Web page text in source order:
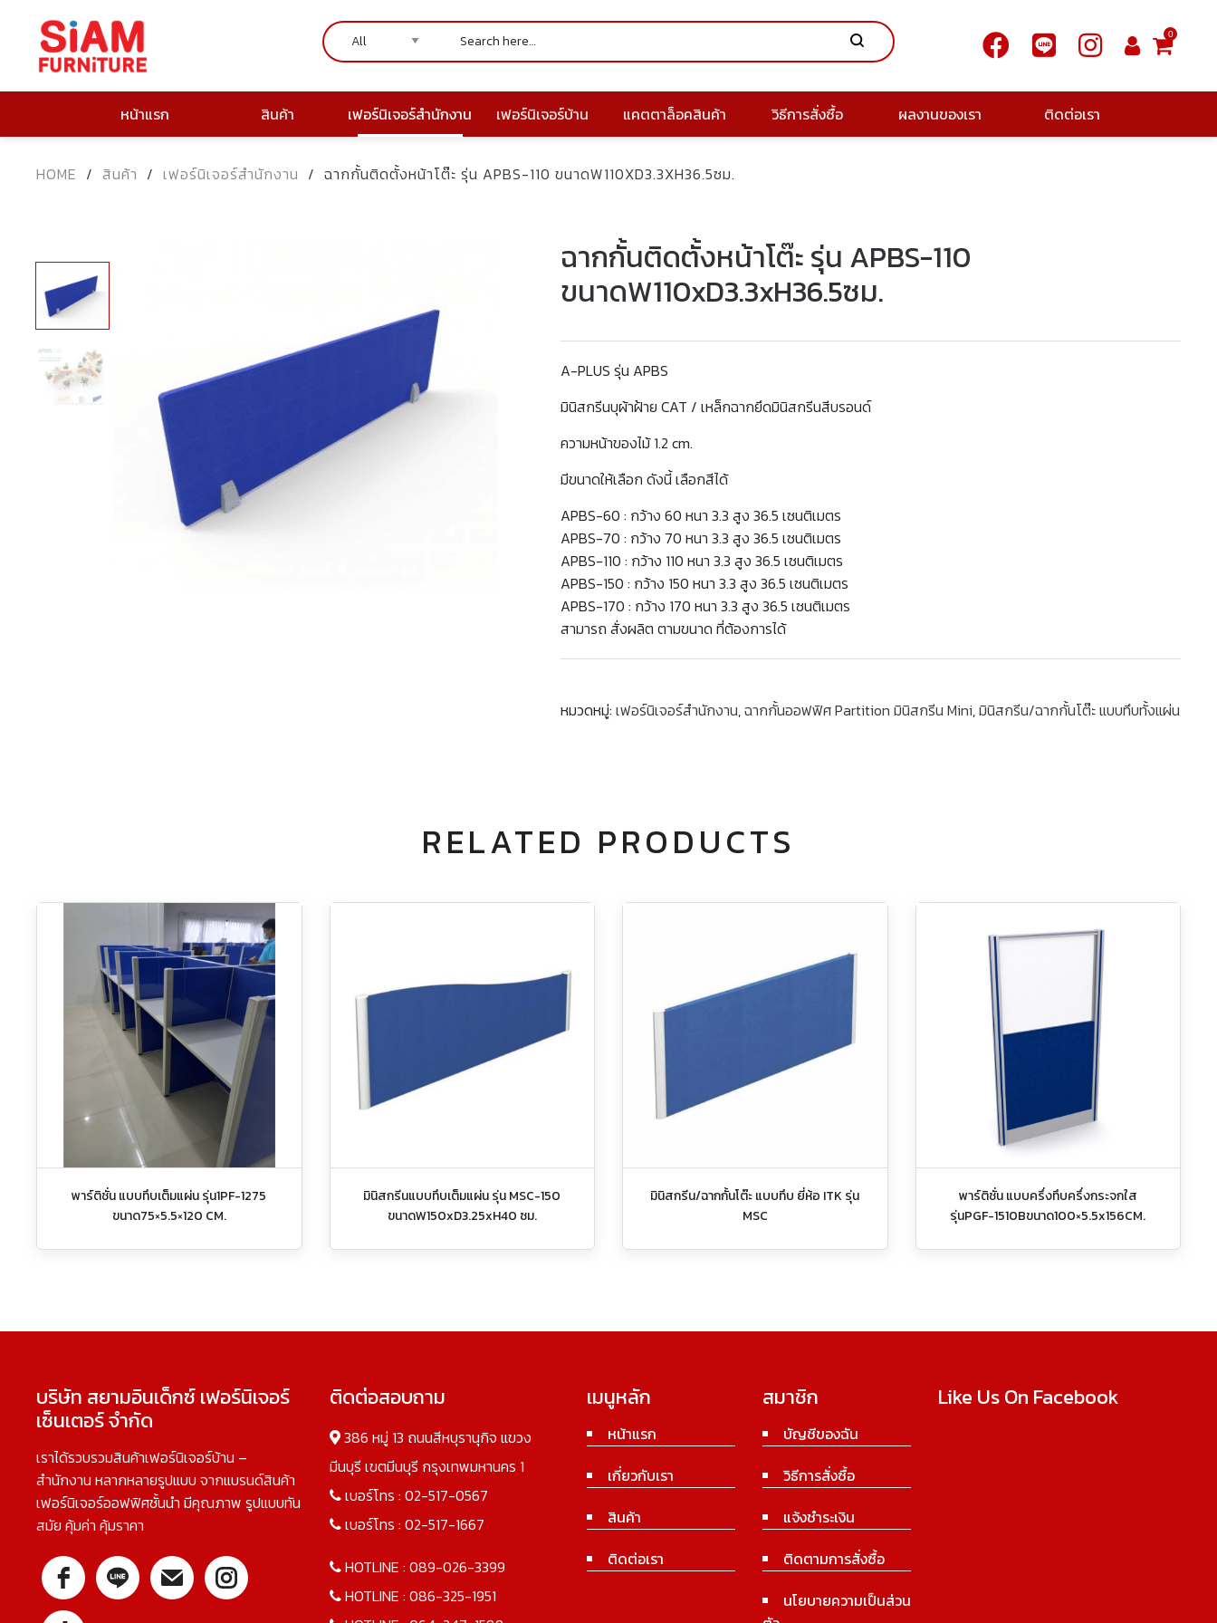
0
หน้าแรก สินค้า เฟอร์นิเจอร์สำนักงาน เฟอร์นิเจอร์บ้าน แคตตาล็อคสินค้า วิธีการสั่งซื้อ ผลงานของเรา ติดต่อเรา
HOME / สินค้า / เฟอร์นิเจอร์สำนักงาน / ฉากกั้นติดตั้งหน้าโต๊ะ รุ่น APBS-110 ขนาดW110XD3.3XH36.5ซม.
ฉากกั้นติดตั้งหน้าโต๊ะ รุ่น APBS-110
ขนาดW110xD3.3xH36.5ซม.
A-PLUS รุ่น APBS
มินิสกรีนบุผ้าฝ้าย CAT / เหล็กฉากยึดมินิสกรีนสีบรอนด์
ความหน้าของไม้ 1.2 cm.
มีขนาดให้เลือก ดังนี้ เลือกสีได้
APBS-60 : กว้าง 60 หนา 3.3 สูง 36.5 เซนติเมตร
APBS-70 : กว้าง 70 หนา 3.3 สูง 36.5 เซนติเมตร
APBS-110 : กว้าง 110 หนา 3.3 สูง 36.5 เซนติเมตร
APBS-150 : กว้าง 150 หนา 3.3 สูง 36.5 เซนติเมตร
APBS-170 : กว้าง 170 หนา 3.3 สูง 36.5 เซนติเมตร
สามารถ สั่งผลิต ตามขนาด ที่ต้องการได้
หมวดหมู่:เฟอร์นิเจอร์สำนักงาน,ฉากกั้นออฟฟิศ Partition มินิสกรีน Mini,มินิสกรีน/ฉากกั้นโต๊ะ แบบทึบทั้งแผ่น
RELATED PRODUCTS
พาร์ติชั่น แบบทึบเต็มแผ่น รุ่น1PF-1275
ขนาด75×5.5×120 CM.
มินิสกรีนแบบทึบเต็มแผ่น รุ่น MSC-150
ขนาดW150xD3.25xH40 ซม.
มินิสกรีน/ฉากกั้นโต๊ะ แบบทึบ ยี่ห้อ ITK รุ่น
MSC
พาร์ติชั่น แบบครึ่งทึบครึ่งกระจกใส
รุ่นPGF-1510Bขนาด100×5.5x156CM.
บริษัท สยามอินเด็กซ์ เฟอร์นิเจอร์
เซ็นเตอร์ จำกัด
เราได้รวบรวมสินค้าเฟอร์นิเจอร์บ้าน –
สำนักงาน หลากหลายรูปแบบ จากแบรนด์สินค้า
เฟอร์นิเจอร์ออฟฟิศชั้นนำ มีคุณภาพ รูปแบบทัน
สมัย คุ้มค่า คุ้มราคา
ติดต่อสอบถาม
386 หมู่ 13 ถนนสีหบุรานุกิจ แขวง
มีนบุรี เขตมีนบุรี กรุงเทพมหานคร 1
เบอร์โทร : 02-517-0567
เบอร์โทร : 02-517-1667
HOTLINE : 089-026-3399
HOTLINE : 086-325-1951
เมนูหลัก
หน้าแรก
เกี่ยวกับเรา
สินค้า
ติดต่อเรา
สมาชิก
บัญชีของฉัน
วิธีการสั่งซื้อ
แจ้งชำระเงิน
ติดตามการสั่งซื้อ
นโยบายความเป็นส่วน
Like Us On Facebook